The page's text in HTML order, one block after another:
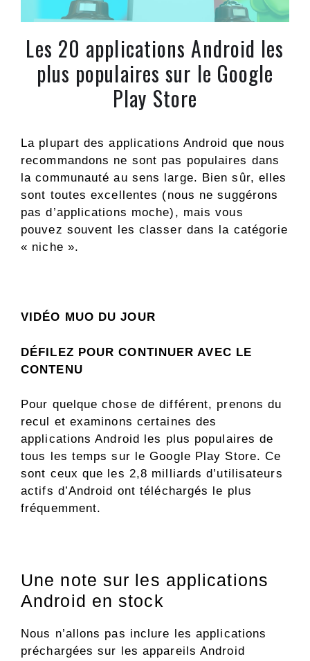
Les 20 applications Android les
plus populaires sur le Google
Play Store
La plupart des applications Android que nous
recommandons ne sont pas populaires dans
la communauté au sens large. Bien sûr, elles
sont toutes excellentes (nous ne suggérons
pas d’applications moche), mais vous
pouvez souvent les classer dans la catégorie
« niche ».
VIDÉO MUO DU JOUR
DÉFILEZ POUR CONTINUER AVEC LE
CONTENU
Pour quelque chose de différent, prenons du
recul et examinons certaines des
applications Android les plus populaires de
tous les temps sur le Google Play Store. Ce
sont ceux que les 2,8 milliards d’utilisateurs
actifs d’Android ont téléchargés le plus
fréquemment.
Une note sur les applications
Android en stock
Nous n’allons pas inclure les applications
préchargées sur les appareils Android